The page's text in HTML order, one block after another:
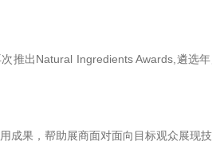
推出Natural Ingredients Awards,遴选
成果，帮助展商面对面向目标观众展现